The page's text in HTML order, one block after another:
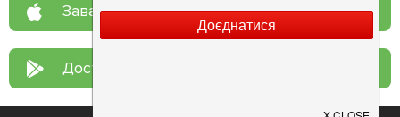
Завантажте у App Store
Доступно у